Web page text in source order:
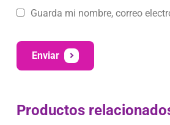
Guarda mi nombre, correo
Enviar
Productos